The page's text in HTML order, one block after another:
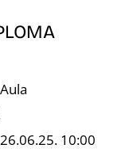
10:00